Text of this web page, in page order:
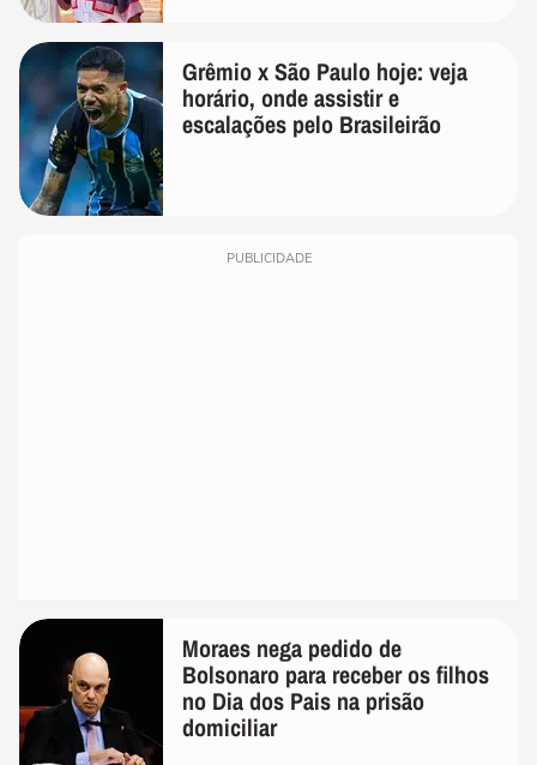
Grêmio x São Paulo hoje: veja
horário, onde assistir e
escalações pelo Brasileirão
PUBLICIDADE
Moraes nega pedido de
Bolsonaro para receber os filhos
no Dia dos Pais na prisão
domiciliar